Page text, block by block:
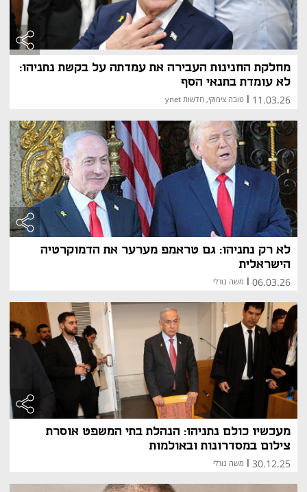
מחלקת החנינות העבירה את עמדתה על בקשת נתניהו:
לא עומדת בתנאי הסף
11.03.26 טובה צימוקי, חדשות ynet
לא רק נתניהו: גם טראמפ מערער את הדמוקרטיה
הישראלית
06.03.26
| משה גורלי
מעכשיו כולם נתניהו: הנהלת בתי המשפט אוסרת
צילום במסדרונות ובאולמות
30.12.25
| משה גורלי